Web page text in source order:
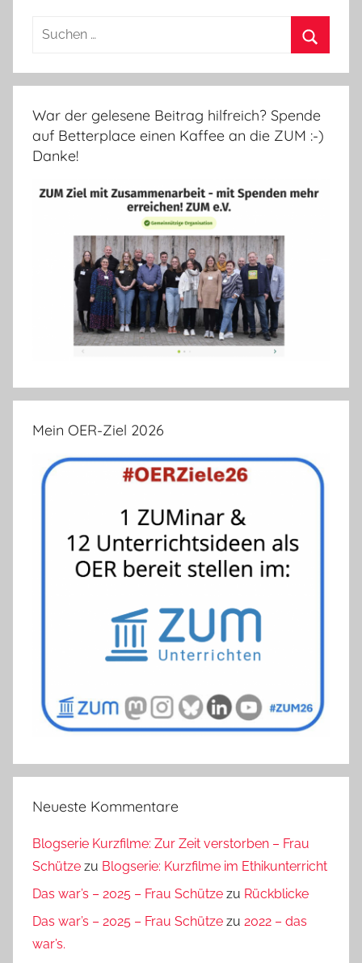
Suchen
War der gelesene Beitrag hilfreich? Spende
auf Betterplace einen Kaffee an die ZUM :-)
Danke!
Mein OER-Ziel 2026
Neueste Kommentare
Blogserie Kurzfilme: Zur Zeit verstorben – Frau
Schütze zu Blogserie: Kurzfilme im Ethikunterricht
Das war’s – 2025 – Frau Schütze zu Rückblicke
Das war’s – 2025 – Frau Schütze zu 2022 – das
war’s.